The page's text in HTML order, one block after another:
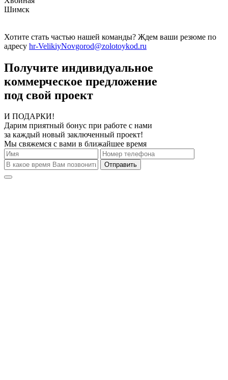
Шимск
Хотите стать частью нашей команды? Ждем ваши резюме по
адресу hr-VelikiyNovgorod@zolotoykod.ru
Получите индивидуальное
коммерческое предложение
под свой проект
И ПОДАРКИ!
Дарим приятный бонус при работе с нами
за каждый новый заключенный проект!
Мы свяжемся с вами в ближайшее время
Отправить